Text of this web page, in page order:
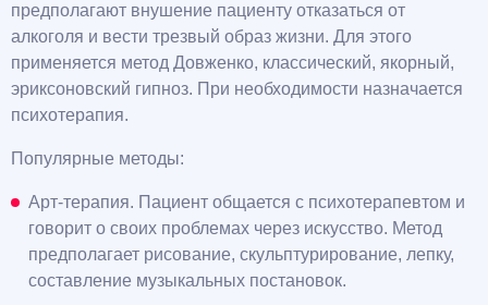
предполагают внушение пациенту отказаться от
алкоголя и вести трезвый образ жизни. Для этого
применяется метод Довженко, классический, якорный,
эриксоновский гипноз. При необходимости назначается
психотерапия.
Популярные методы:
Арт-терапия. Пациент общается с психотерапевтом и
говорит о своих проблемах через искусство. Метод
предполагает рисование, скульптурирование, лепку,
составление музыкальных постановок.